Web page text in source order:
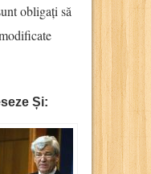
obligați să
Și: